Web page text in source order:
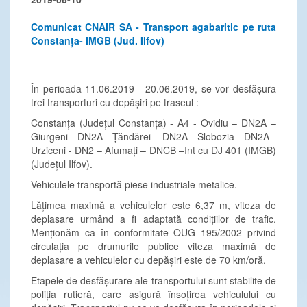
Comunicat CNAIR SA - Transport agabaritic pe ruta
Constanța- IMGB (Jud. Ilfov)
În perioada 11.06.2019 - 20.06.2019, se vor desfășura
trei transporturi cu depășiri pe traseul :
Constanța (Județul Constanța) - A4 - Ovidiu – DN2A –
Giurgeni - DN2A - Țăndărei – DN2A - Slobozia - DN2A -
Urziceni - DN2 – Afumați – DNCB –Int cu DJ 401 (IMGB)
(Județul Ilfov).
Vehiculele transportă piese industriale metalice.
Lățimea maximă a vehiculelor este 6,37 m, viteza de
deplasare urmând a fi adaptată condițiilor de trafic.
Menționăm ca în conformitate OUG 195/2002 privind
circulația pe drumurile publice viteza maximă de
deplasare a vehiculelor cu depășiri este de 70 km/oră.
Etapele de desfășurare ale transportului sunt stabilite de
poliția rutieră, care asigură însoțirea vehiculului cu